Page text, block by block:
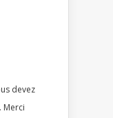
Merci